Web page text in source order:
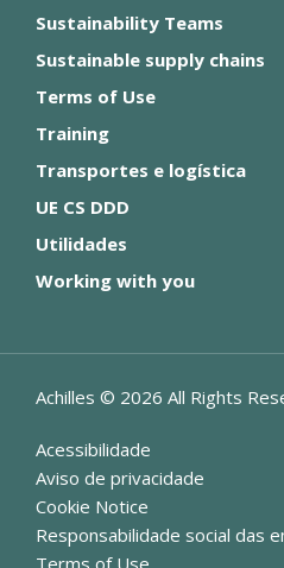
Sustainability Teams
Sustainable supply chains
Terms of Use
Training
Transportes e logística
UE CS DDD
Utilidades
Working with you
Achilles © 2026 All Rights
Acessibilidade
Aviso de privacidade
Cookie Notice
Responsabilidade social das